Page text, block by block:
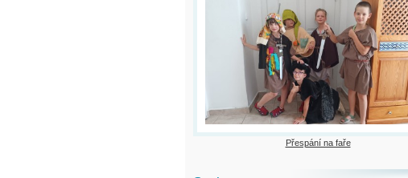
Přespání na faře